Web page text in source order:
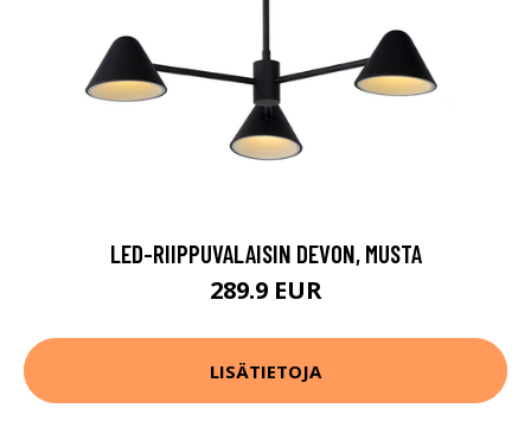
LED-RIIPPUVALAISIN DEVON, MUSTA
289.9 EUR
LISÄTIETOJA